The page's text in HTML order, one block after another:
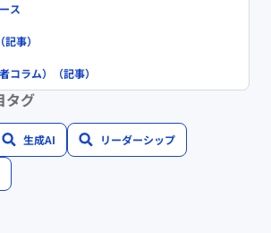
ス
事）
コラム）（記事）
タグ
生成AI リーダーシップ